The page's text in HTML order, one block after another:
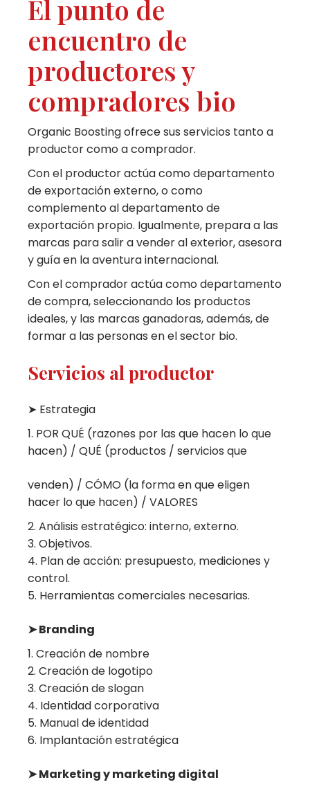
El punto de
encuentro de
productores y
compradores bio
Organic Boosting ofrece sus servicios tanto a
productor como a comprador.
Con el productor actúa como departamento
de exportación externo, o como
complemento al departamento de
exportación propio. Igualmente, prepara a las
marcas para salir a vender al exterior, asesora
y guía en la aventura internacional.
Con el comprador actúa como departamento
de compra, seleccionando los productos
ideales, y las marcas ganadoras, además, de
formar a las personas en el sector bio.
Servicios al productor
➤ Estrategia
POR QUÉ (razones por las que hacen lo que
hacen) / QUÉ (productos / servicios que
venden) / CÓMO (la forma en que eligen
hacer lo que hacen) / VALORES
Análisis estratégico: interno, externo.
Objetivos.
Plan de acción: presupuesto, mediciones y
control.
Herramientas comerciales necesarias.
➤ Branding
Creación de nombre
Creación de logotipo
Creación de slogan
Identidad corporativa
Manual de identidad
Implantación estratégica
➤ Marketing y marketing digital